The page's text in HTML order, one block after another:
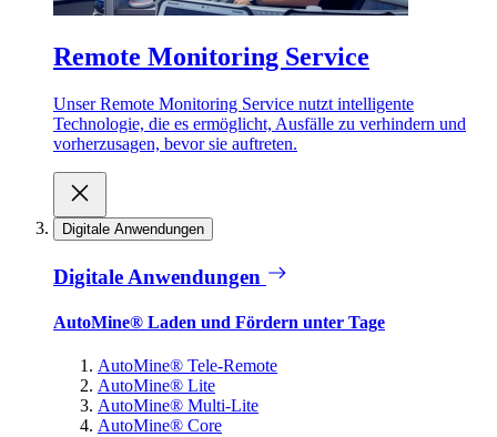
Remote Monitoring Service
Unser Remote Monitoring Service nutzt intelligente
Technologie, die es ermöglicht, Ausfälle zu verhindern und
vorherzusagen, bevor sie auftreten.
Digitale Anwendungen
Digitale Anwendungen
AutoMine® Laden und Fördern unter Tage
AutoMine® Tele-Remote
AutoMine® Lite
AutoMine® Multi-Lite
AutoMine® Core